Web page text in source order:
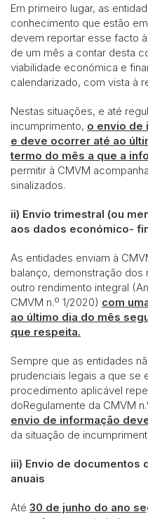
Em primeiro lugar, as
conhecimento que estão
devem reportar esse facto
de um mês a contar desta
viabilidade económica e
calendarizado, com vista à
Nestas situações, e até
incumprimento, o envio de
e deve ocorrer até ao
termo do mês a que a
permitir à CMVM
sinalizados.
ii) Envio trimestral (ou
aos dados económico-
As entidades enviam à
balanço, demonstração
outro rendimento integral
CMVM n.º 1/2020) com
ao último dia do mês
que respeita.
Sempre que as entidades
prudenciais legais a que se
procedimento aplicável
doRegulamente da CMVM
envio de informação
da situação de
iii) Envio de documentos
anuais
Até 30 de junho do ano